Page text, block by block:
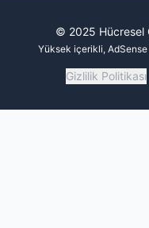
© 2025 Hücresel
Yüksek içerikli,
Gizlilik Politikası